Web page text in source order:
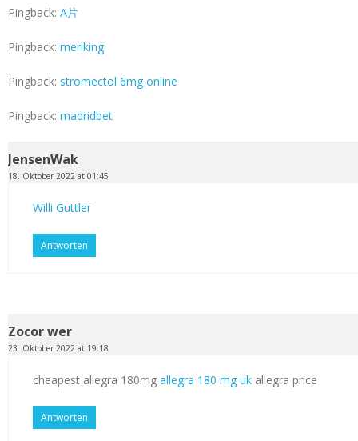
Pingback: A片
Pingback: meriking
Pingback: stromectol 6mg online
Pingback: madridbet
JensenWak
18. Oktober 2022 at 01:45
Willi Guttler
Antworten
Zocor wer
23. Oktober 2022 at 19:18
cheapest allegra 180mg allegra 180 mg uk allegra price
Antworten